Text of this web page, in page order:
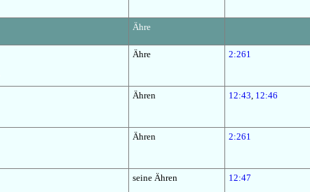
Ähre
Ähre 2:261
Ähren 12:43, 12:46
Ähren 2:261
seine Ähren 12:47